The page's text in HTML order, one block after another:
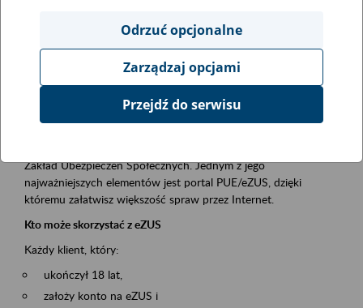
Obszar merytoryczny
obsługa klientów
Opis wydarzenia
Platforma Usług Elektronicznych ZUS eZUS
Zakład Ubezpieczeń Społecznych. Jednym z jego
najważniejszych elementów jest portal PUE/eZUS, dzięki
któremu załatwisz większość spraw przez Internet.
Kto może skorzystać z eZUS
Każdy klient, który:
ukończył 18 lat,
założy konto na eZUS i
Odrzuć opcjonalne
Zarządzaj opcjami
Przejdź do serwisu